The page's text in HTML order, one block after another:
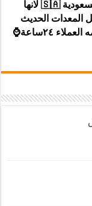
وهي افضل شركة تنظيف بالمملكه العربية السعودية 🇸🇦 لانها
المعدات الحديث
ويوجد لدينا ايضاً افضل المواد المستورده خدمه العملاء ٢٤ساعة⌚